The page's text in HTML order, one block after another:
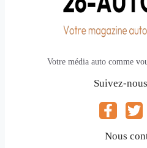
Votre média auto comme
Suivez-
Nous